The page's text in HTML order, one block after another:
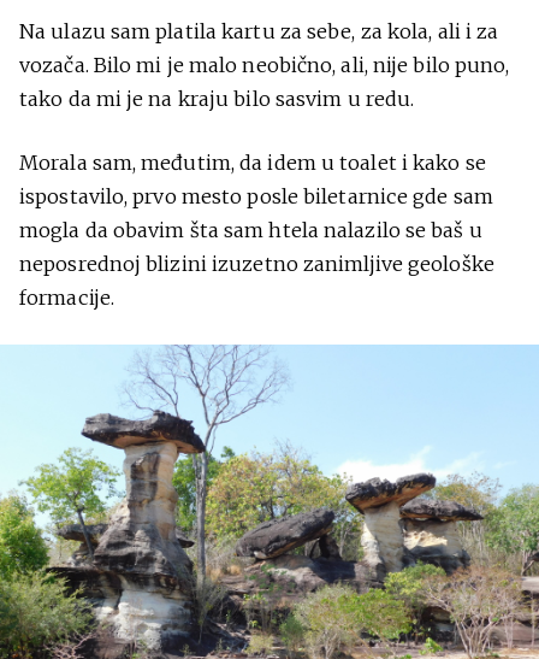
Na ulazu sam platila kartu za sebe, za kola, ali i za
vozača. Bilo mi je malo neobično, ali, nije bilo puno,
tako da mi je na kraju bilo sasvim u redu.
Morala sam, međutim, da idem u toalet i kako se
ispostavilo, prvo mesto posle biletarnice gde sam
mogla da obavim šta sam htela nalazilo se baš u
neposrednoj blizini izuzetno zanimljive geološke
formacije.